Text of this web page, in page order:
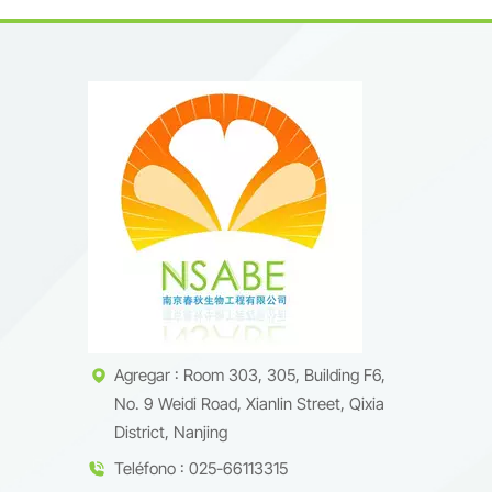
Agregar : Room 303, 305, Building F6,
No. 9 Weidi Road, Xianlin Street, Qixia
District, Nanjing
Teléfono : 025-66113315